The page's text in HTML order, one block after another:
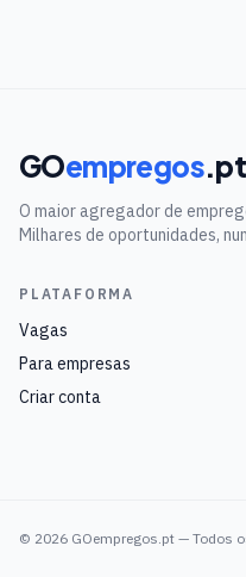
GOempregos.pt
O maior agregador de
Milhares de oportunidades,
PLATAFORMA
Vagas
Para empresas
Criar conta
© 2026 GOempregos.pt — Todos